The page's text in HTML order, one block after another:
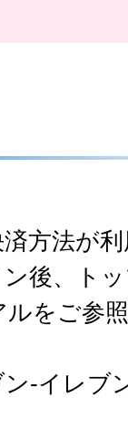
方法が
後、ト
をご参
-イレブ